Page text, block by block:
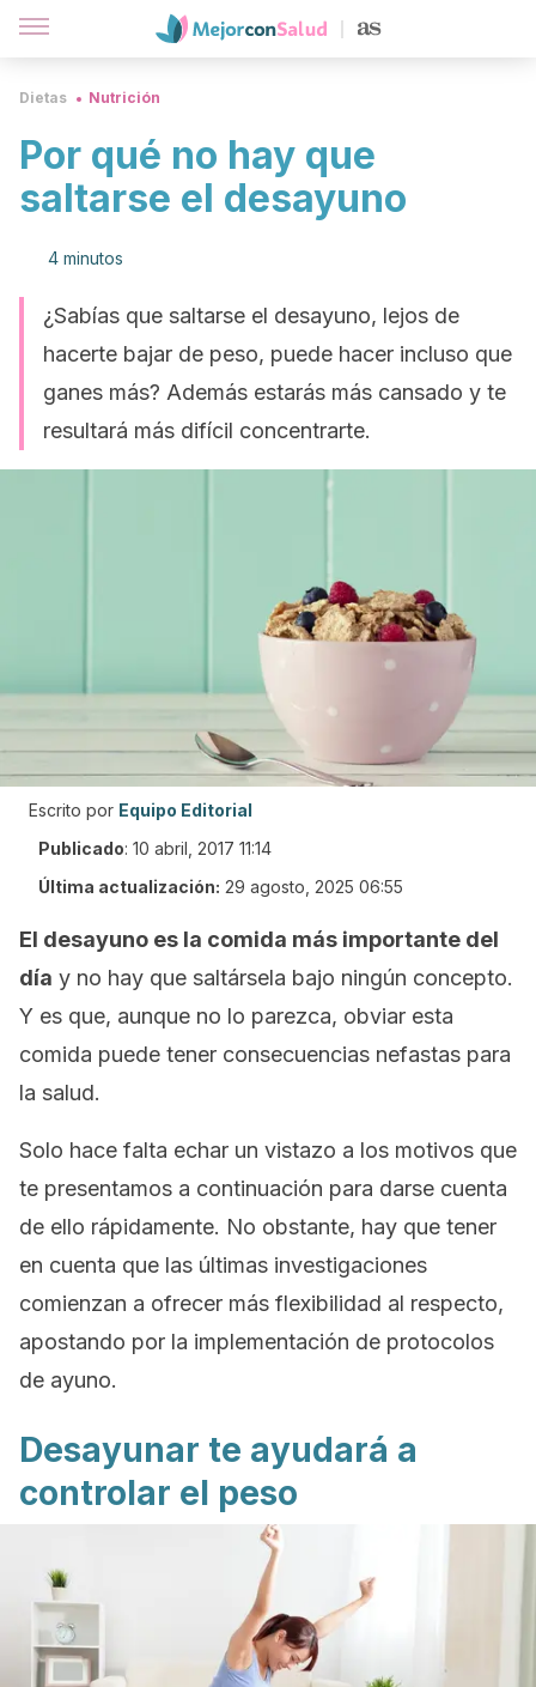
Dietas Nutrición
Por qué no hay que
saltarse el desayuno
4 minutos
¿Sabías que saltarse el desayuno, lejos de
hacerte bajar de peso, puede hacer incluso que
ganes más? Además estarás más cansado y te
resultará más difícil concentrarte.
Escrito por Equipo Editorial
Publicado: 10 abril, 2017 11:14
Última actualización: 29 agosto, 2025 06:55
El desayuno es la comida más importante del
día y no hay que saltársela bajo ningún concepto.
Y es que, aunque no lo parezca, obviar esta
comida puede tener consecuencias nefastas para
la salud.
Solo hace falta echar un vistazo a los motivos que
te presentamos a continuación para darse cuenta
de ello rápidamente. No obstante, hay que tener
en cuenta que las últimas investigaciones
comienzan a ofrecer más flexibilidad al respecto,
apostando por la implementación de protocolos
de ayuno.
Desayunar te ayudará a
controlar el peso